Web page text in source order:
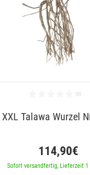
XXL Talawa Wurzel
114,90€
Sofort versandfertig, Lieferzeit 1